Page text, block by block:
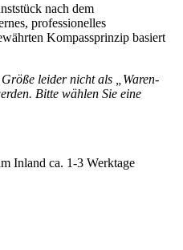
nach dem
professionelles
Kompassprinzip basiert
leider nicht als „Waren-
Bitte wählen Sie eine
Inland ca. 1-3 Werktage